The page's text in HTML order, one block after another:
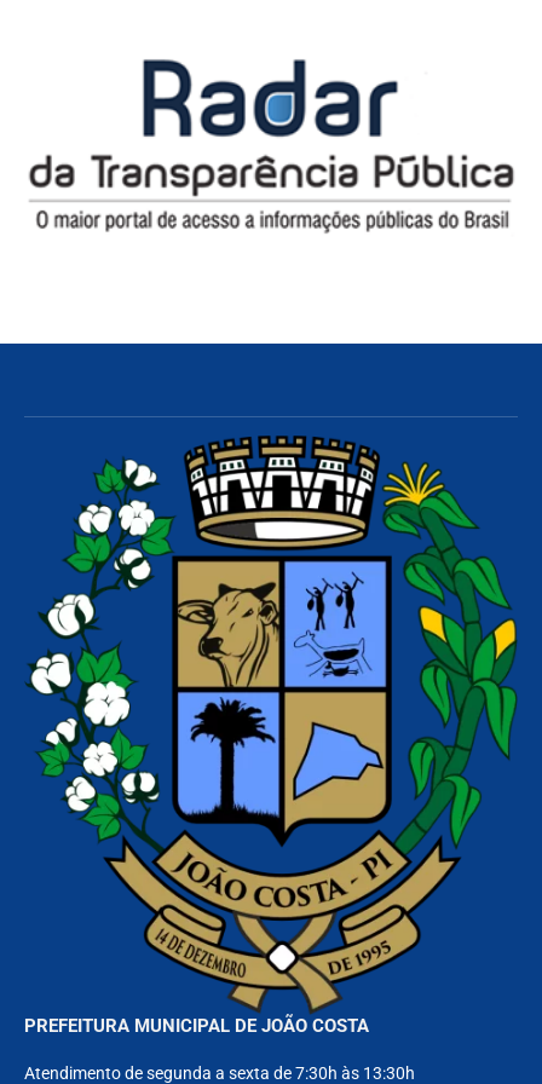
PREFEITURA MUNICIPAL DE JOÃO COSTA
Atendimento de segunda a sexta de 7:30h às 13:30h